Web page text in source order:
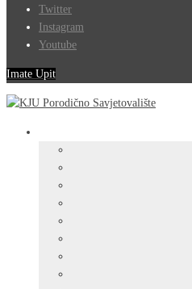
Twitter
Instagram
Youtube
Imate Upit